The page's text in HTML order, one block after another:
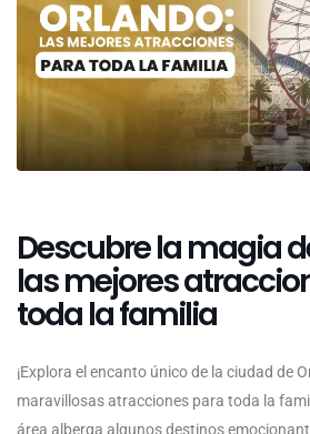
Descubre la magia
las mejores
toda la familia
¡Explora el encanto único de la ciudad de
maravillosas atracciones para toda la
área alberga algunos destinos